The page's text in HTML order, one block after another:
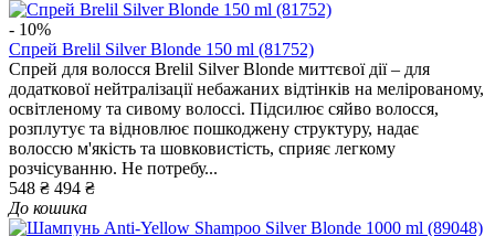
- 10%
Спрей Brelil Silver Blonde 150 ml (81752)
Спрей для волосся Brelil Silver Blonde миттєвої дії – для
додаткової нейтралізації небажаних відтінків на мелірованому,
освітленому та сивому волоссі. Підсилює сяйво волосся,
розплутує та відновлює пошкоджену структуру, надає
волоссю м'якість та шовковистість, сприяє легкому
розчісуванню. Не потребу...
548 ₴ 494 ₴
До кошика